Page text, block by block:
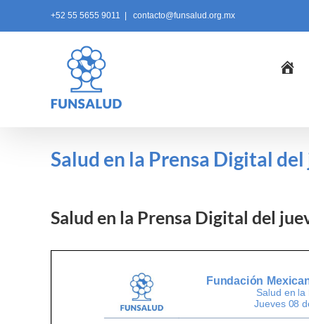
+52 55 5655 9011 contacto@funsalud.org.mx
Salud en la Prensa Digital
Salud en la Prensa Digital del